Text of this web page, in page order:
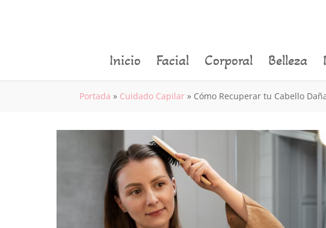
Inicio Facial Corporal Belleza
Portada » Cuidado Capilar » Cómo Recuperar tu Cabello